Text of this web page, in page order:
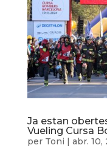
Ja estan
Vueling Cursa
per Toni | abr. 10,